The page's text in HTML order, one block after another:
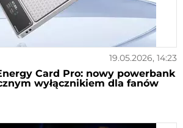
19.05.2026, 14:23
Card Pro: nowy powerbank
wyłącznikiem dla fanów